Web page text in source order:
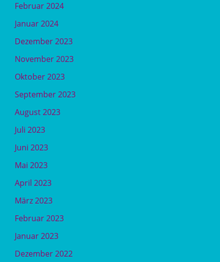
Februar 2024
Januar 2024
Dezember 2023
November 2023
Oktober 2023
September 2023
August 2023
Juli 2023
Juni 2023
Mai 2023
April 2023
März 2023
Februar 2023
Januar 2023
Dezember 2022